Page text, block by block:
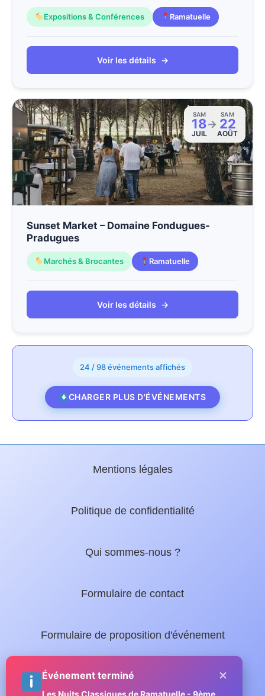
Expositions & Conférences Ramatuelle
Voir les détails →
SAM
18
JUIL
→
SAM
22
AOÛT
Sunset Market – Domaine Fondugues-
Pradugues
Marchés & Brocantes Ramatuelle
Voir les détails →
24 / 98 événements affichés
CHARGER PLUS D'ÉVÉNEMENTS
Mentions légales
Politique de confidentialité
Qui sommes-nous ?
Formulaire de contact
Formulaire de proposition d'événement
Nos guides locaux :
Événement terminé
Les Nuits Classiques de Ramatuelle - 9ème
×